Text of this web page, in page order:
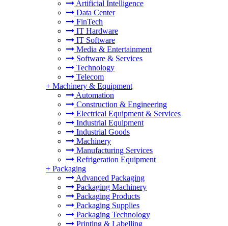
Artificial Intelligence
Data Center
FinTech
IT Hardware
IT Software
Media & Entertainment
Software & Services
Technology
Telecom
+ Machinery & Equipment
Automation
Construction & Engineering
Electrical Equipment & Services
Industrial Equipment
Industrial Goods
Machinery
Manufacturing Services
Refrigeration Equipment
+ Packaging
Advanced Packaging
Packaging Machinery
Packaging Products
Packaging Supplies
Packaging Technology
Printing & Labelling